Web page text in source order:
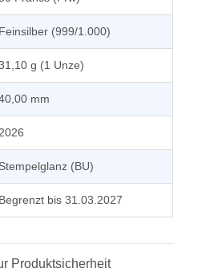
Feinsilber (999/1.000)
g (1 Unze)
mm
Stempelglanz (BU)
Begrenzt bis 31.03.2027
Produktsicherheit